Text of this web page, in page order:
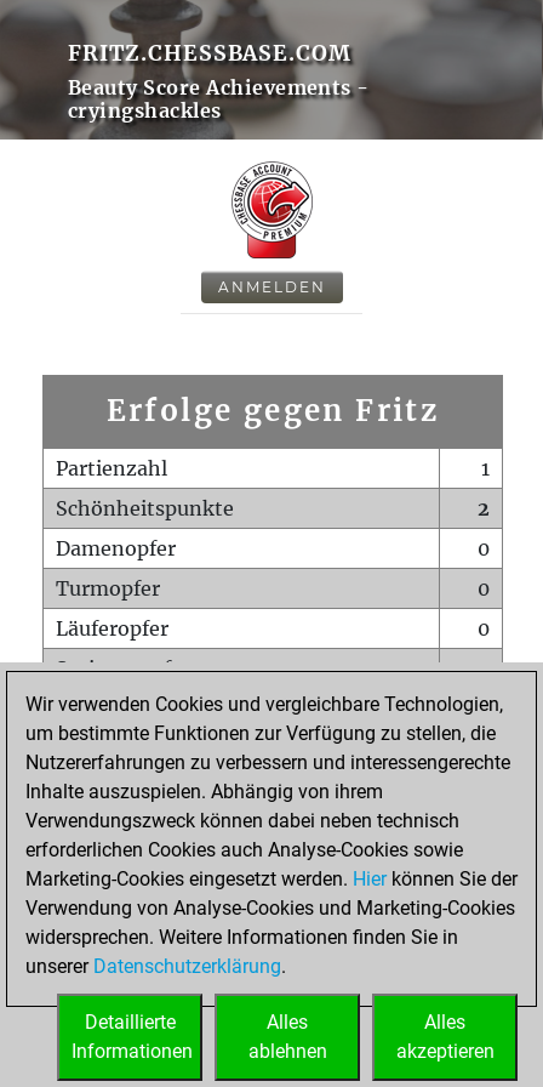
FRITZ.CHESSBASE.COM
Beauty Score Achievements -
cryingshackles
ANMELDEN
Erfolge gegen Fritz
Partienzahl
1
Schönheitspunkte
2
Damenopfer
0
Turmopfer
0
Läuferopfer
0
Springeropfer
0
Bauernopfer
0
Matt auf vollem Brett
0
Bauer setzt Matt
Erstickte Matts
Unterverwandlungen
0
Türme auf der siebten
0
STARTSEITE
Wir verwenden Cookies und vergleichbare Technologien,
um bestimmte Funktionen zur Verfügung zu stellen, die
Nutzererfahrungen zu verbessern und interessengerechte
Inhalte auszuspielen. Abhängig von ihrem
Verwendungszweck können dabei neben technisch
erforderlichen Cookies auch Analyse-Cookies sowie
Marketing-Cookies eingesetzt werden. Hierkönnen Sie der
Verwendung von Analyse-Cookies und Marketing-Cookies
widersprechen. Weitere Informationen finden Sie in
unserer Datenschutzerklärung.
Alles
akzeptieren
Alles
ablehnen
Detaillierte
Informationen